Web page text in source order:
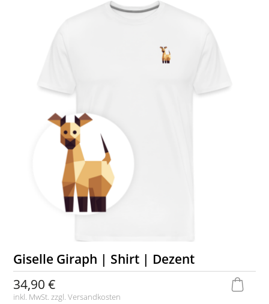
Giselle Giraph | Shirt | Dezent
34,90 €
inkl. MwSt. zzgl.Versandkosten